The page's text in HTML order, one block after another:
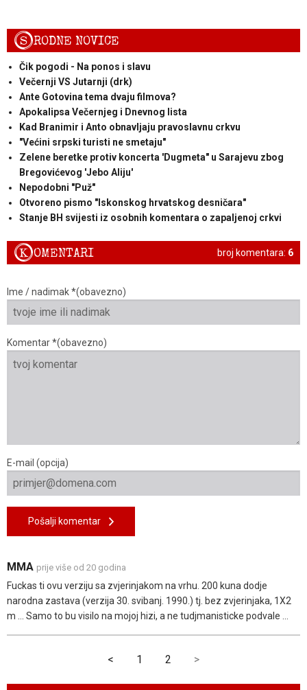
SRODNE NOVICE
Čik pogodi - Na ponos i slavu
Večernji VS Jutarnji (drk)
Ante Gotovina tema dvaju filmova?
Apokalipsa Večernjeg i Dnevnog lista
Kad Branimir i Anto obnavljaju pravoslavnu crkvu
"Većini srpski turisti ne smetaju"
Zelene beretke protiv koncerta 'Dugmeta" u Sarajevu zbog
Bregovićevog 'Jebo Aliju'
Nepodobni "Puž"
Otvoreno pismo "Iskonskog hrvatskog desničara"
Stanje BH svijesti iz osobnih komentara o zapaljenoj crkvi
broj komentara: 6
KOMENTARI
Ime / nadimak *(obavezno)
Komentar *(obavezno)
E-mail (opcija)
Pošalji komentar
MMA prije više od 20 godina
Fuckas ti ovu verziju sa zvjerinjakom na vrhu. 200 kuna dodje
narodna zastava (verzija 30. svibanj. 1990.) tj. bez zvjerinjaka, 1X2
m ... Samo to bu visilo na mojoj hizi, a ne tudjmanisticke podvale ...
< 1 2 >